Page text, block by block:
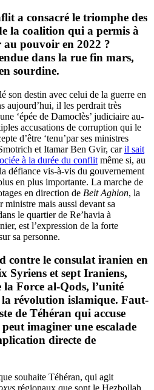
a consacré le triomphe des
la coalition qui a permis à
pouvoir en 2022 ?
dans la rue fin mars,
sourdine.
son destin avec celui de la guerre en
aujourd’hui, il les perdrait très
‘épée de Damoclès’ judiciaire au-
accusations de corruption qui le
d’être ‘tenu’par ses ministres
et Itamar Ben Gvir, caril sait
à la durée du conflit même si, au
défiance vis-à-vis du gouvernement
en plus importante. La marche de
en direction de Beit Aghion, la
mais aussi devant sa
le quartier de Re’havia à
est l’expression de la forte
sa personne.
le consulat iranien en
Syriens et sept Iraniens,
Force al-Qods, l’unité
la révolution islamique. Faut-
de Téhéran qui accuse
imaginer une escalade
directe de
souhaite Téhéran, qui agit
régionaux que sont le Hezbollah